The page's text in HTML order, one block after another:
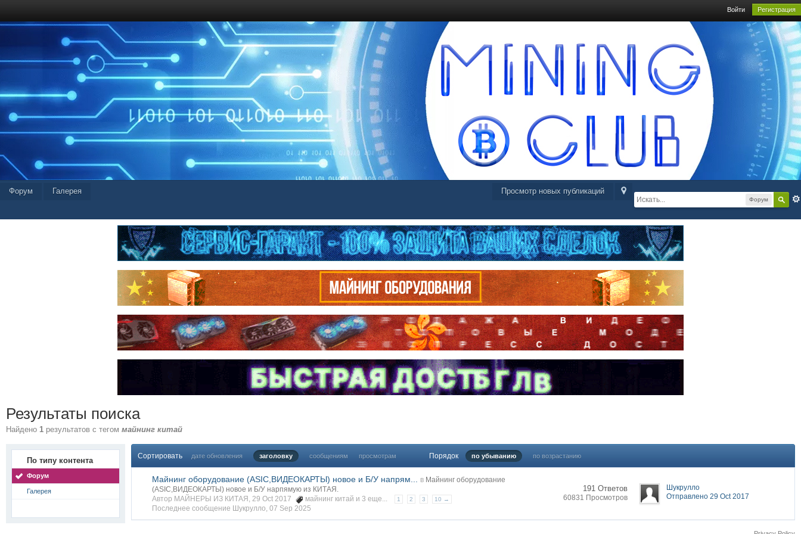
Войти Регистрация
Форум
Просмотр новых публикаций
Форум Галерея
Результаты поиска
Найдено 1 результатов с тегом майнинг китай
По типу контента
Форум
Галерея
Сортировать дате обновления заголовку сообщениям просмотрам Порядок по убыванию по возрастанию
Майнинг оборудование (ASIC,ВИДЕОКАРТЫ) новое и Б/У напрям... в Майнинг оборудование
(ASIC,ВИДЕОКАРТЫ) новое и Б/У нарпямую из КИТАЯ.
Автор МАЙНЕРЫ ИЗ КИТАЯ , 29 Oct 2017 майнинг китай и 3 еще... 1 2 3 10 →
Последнее сообщение Шукрулло, 07 Sep 2025
191 Ответов
60831 Просмотров
Шукрулло
Отправлено 29 Oct 2017